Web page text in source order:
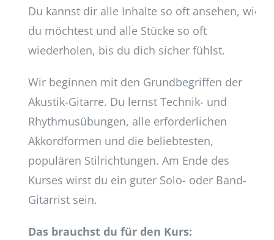
Du kannst dir alle Inhalte so oft ansehen, wie
du möchtest und alle Stücke so oft
wiederholen, bis du dich sicher fühlst.
Wir beginnen mit den Grundbegriffen der
Akustik-Gitarre. Du lernst Technik- und
Rhythmusübungen, alle erforderlichen
Akkordformen und die beliebtesten,
populären Stilrichtungen. Am Ende des
Kurses wirst du ein guter Solo- oder Band-
Gitarrist sein.
Das brauchst du für den Kurs: